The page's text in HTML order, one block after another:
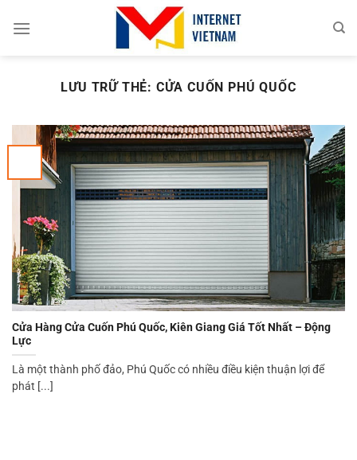
đến
LƯU TRỮ THẺ: CỬA CUỐN PHÚ QUỐC
Cửa Hàng Cửa Cuốn Phú Quốc, Kiên Giang Giá Tốt Nhất – Động
Lực
Là một thành phố đảo, Phú Quốc có nhiều điều kiện thuận lợi để
phát [...]